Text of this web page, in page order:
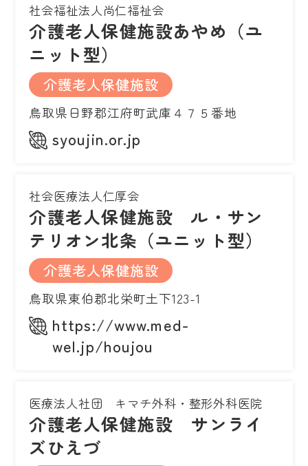
社会福祉法人尚仁福祉会
介護老人保健施設あやめ（ユ
ニット型）
介護老人保健施設
鳥取県日野郡江府町武庫４７５番地
syoujin.or.jp
社会医療法人仁厚会
介護老人保健施設 ル・サン
テリオン北条（ユニット型）
介護老人保健施設
鳥取県東伯郡北栄町土下123-1
https://www.med-
wel.jp/houjou
医療法人社団 キマチ外科・整形外科医院
介護老人保健施設 サンライ
ズひえづ